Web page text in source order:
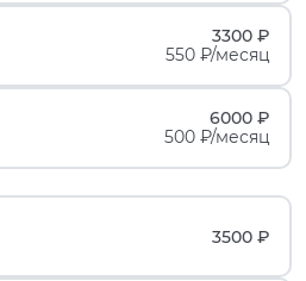
3300 ₽
550 ₽/месяц
6000 ₽
500 ₽/месяц
3500 ₽